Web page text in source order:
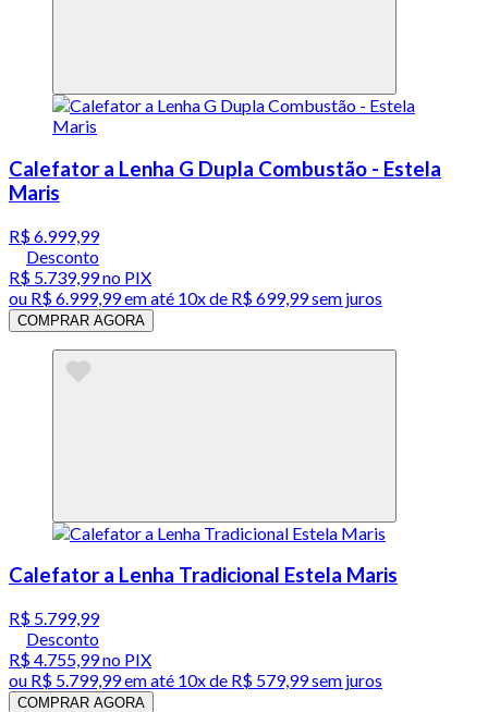
Calefator a Lenha G Dupla Combustão - Estela
Maris
R$ 6.999,99
Desconto
R$ 5.739,99no PIX
ou R$ 6.999,99em até 10x de R$ 699,99 sem juros
COMPRAR AGORA
Calefator a Lenha Tradicional Estela Maris
R$ 5.799,99
Desconto
R$ 4.755,99no PIX
ou R$ 5.799,99em até 10x de R$ 579,99 sem juros
COMPRAR AGORA